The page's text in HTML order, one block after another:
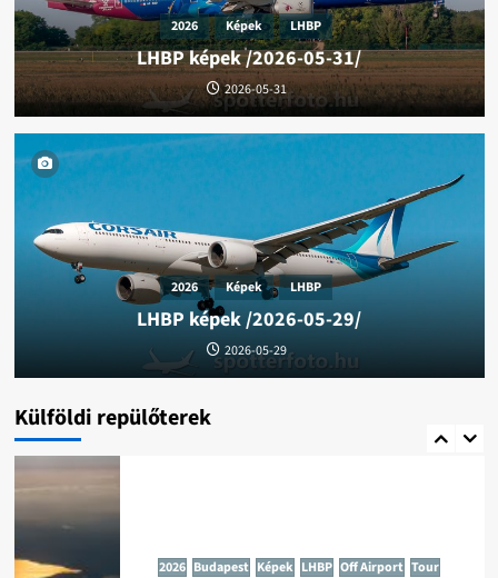
2026 Képek LHBP
LHBP képek /2026-05-31/
2026-05-31
2026 Képek LHBP
LHBP képek /2026-05-29/
2026-05-29
Külföldi repülőterek
4
2024 Képek Leskovac Barilovićki Smerovišće Tour
WRC Croatia Rally 2024 képek / 2024-04-20/
5
2023 LGAV LHBP Tour
LHBP-LGAV / LGAV-LHBP takeoff
2026 Budapest Képek LHBP Off Airport Tour